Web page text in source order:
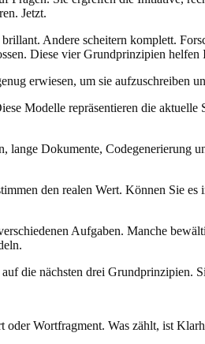
Jetzt.
Andere scheitern komplett.
Diese vier Grundprinzipien helfen
erwiesen, um sie aufzuschreiben
Modelle repräsentieren die
Dokumente, Codegenerierung
den realen Wert. Können Sie
Aufgaben. Manche
die nächsten drei Grundprinzipien.
Wortfragment. Was zählt, ist